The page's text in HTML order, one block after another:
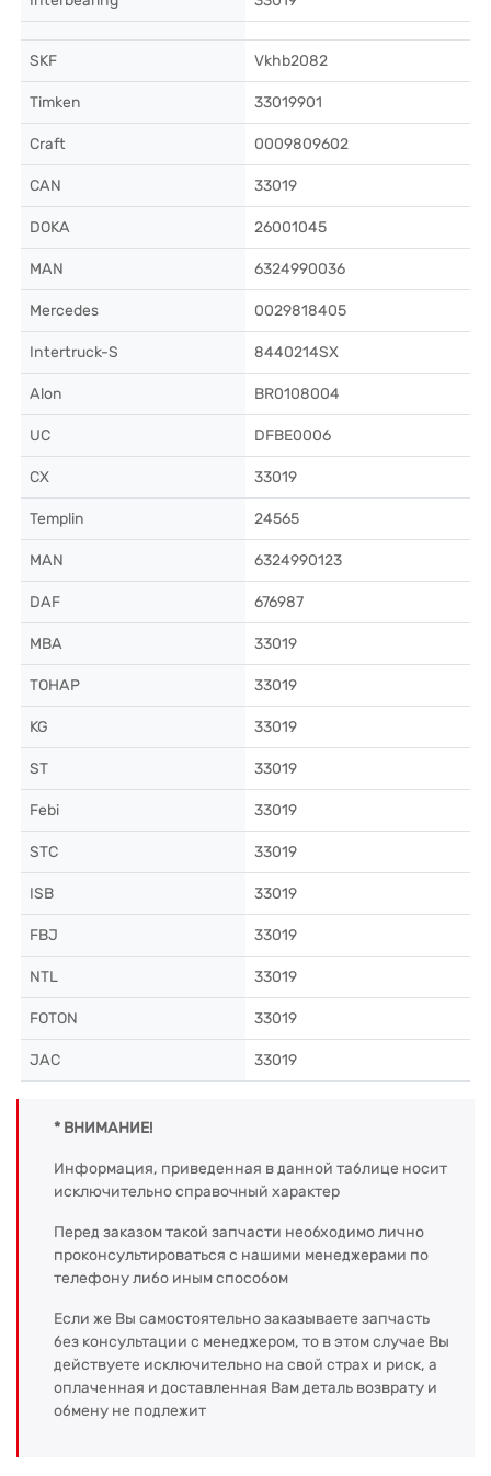
SKF Vkhb2082
Timken 33019901
Craft 0009809602
CAN 33019
DOKA 26001045
MAN 6324990036
Mercedes 0029818405
Intertruck-S 8440214SX
Alon BR0108004
UC DFBE0006
CX 33019
Templin 24565
MAN 6324990123
DAF 676987
MBA 33019
ТОНАР 33019
KG 33019
ST 33019
Febi 33019
STC 33019
ISB 33019
FBJ 33019
NTL 33019
FOTON 33019
JAC 33019
* ВНИМАНИЕ!
Информация, приведенная в данной таблице носит
исключительно справочный характер
Перед заказом такой запчасти необходимо лично
проконсультироваться с нашими менеджерами по
телефону либо иным способом
Если же Вы самостоятельно заказываете запчасть
без консультации с менеджером, то в этом случае Вы
действуете исключительно на свой страх и риск, а
оплаченная и доставленная Вам деталь возврату и
обмену не подлежит